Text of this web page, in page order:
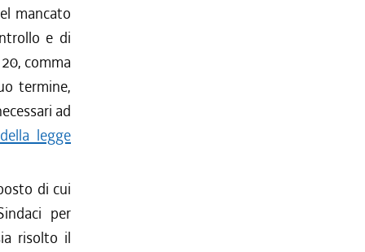
mancato
e di
comma
termine,
ad
legge
di cui
per
risolto il